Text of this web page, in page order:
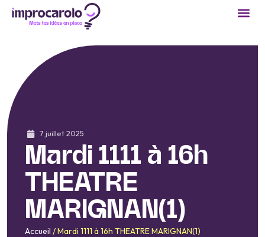
7 juillet 2025
Mardi 1111 à 16h
THEATRE
MARIGNAN(1)
Accueil /Mardi 1111 à 16h THEATRE MARIGNAN(1)